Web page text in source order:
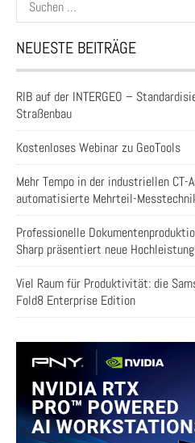
nach:
NEUESTE BEITRÄGE
RIB auf der INTERGEO –
Straßenbau
Kostenloses Webinar zu GeoTools
Mehr Tempo in der industriellen CT-
automatisierte Mehrteil-
Professionelle
Sharp präsentiert neue
Viel Raum für Produktivität: die
Fold8 Enterprise Edition